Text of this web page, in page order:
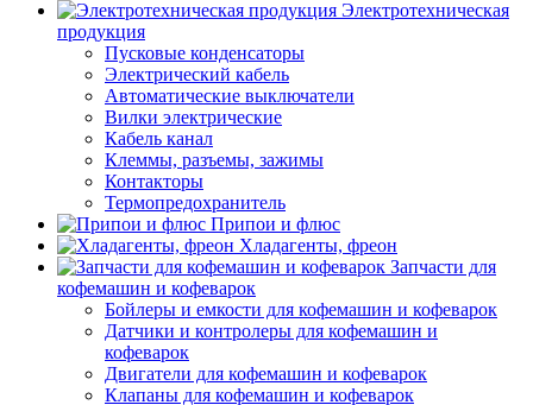
Электротехническая
продукция
Пусковые конденсаторы
Электрический кабель
Автоматические выключатели
Вилки электрические
Кабель канал
Клеммы, разъемы, зажимы
Контакторы
Термопредохранитель
Припои и флюс
Хладагенты, фреон
Запчасти для
кофемашин и кофеварок
Бойлеры и емкости для кофемашин и кофеварок
Датчики и контролеры для кофемашин и
кофеварок
Двигатели для кофемашин и кофеварок
Клапаны для кофемашин и кофеварок